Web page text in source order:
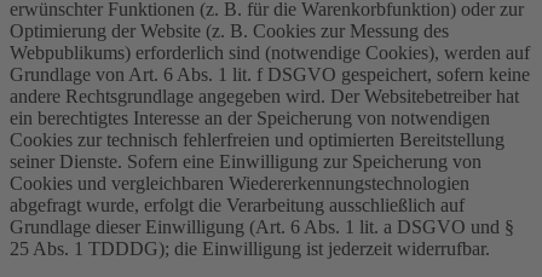
erwünschter Funktionen (z. B. für die Warenkorbfunktion) oder zur
Optimierung der Website (z. B. Cookies zur Messung des
Webpublikums) erforderlich sind (notwendige Cookies), werden auf
Grundlage von Art. 6 Abs. 1 lit. f DSGVO gespeichert, sofern keine
andere Rechtsgrundlage angegeben wird. Der Websitebetreiber hat
ein berechtigtes Interesse an der Speicherung von notwendigen
Cookies zur technisch fehlerfreien und optimierten Bereitstellung
seiner Dienste. Sofern eine Einwilligung zur Speicherung von
Cookies und vergleichbaren Wiedererkennungstechnologien
abgefragt wurde, erfolgt die Verarbeitung ausschließlich auf
Grundlage dieser Einwilligung (Art. 6 Abs. 1 lit. a DSGVO und §
25 Abs. 1 TDDDG); die Einwilligung ist jederzeit widerrufbar.